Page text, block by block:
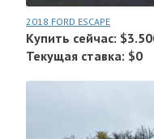
2018 FORD ESCAPE
Купить сейчас:
Текущая ставка: $0